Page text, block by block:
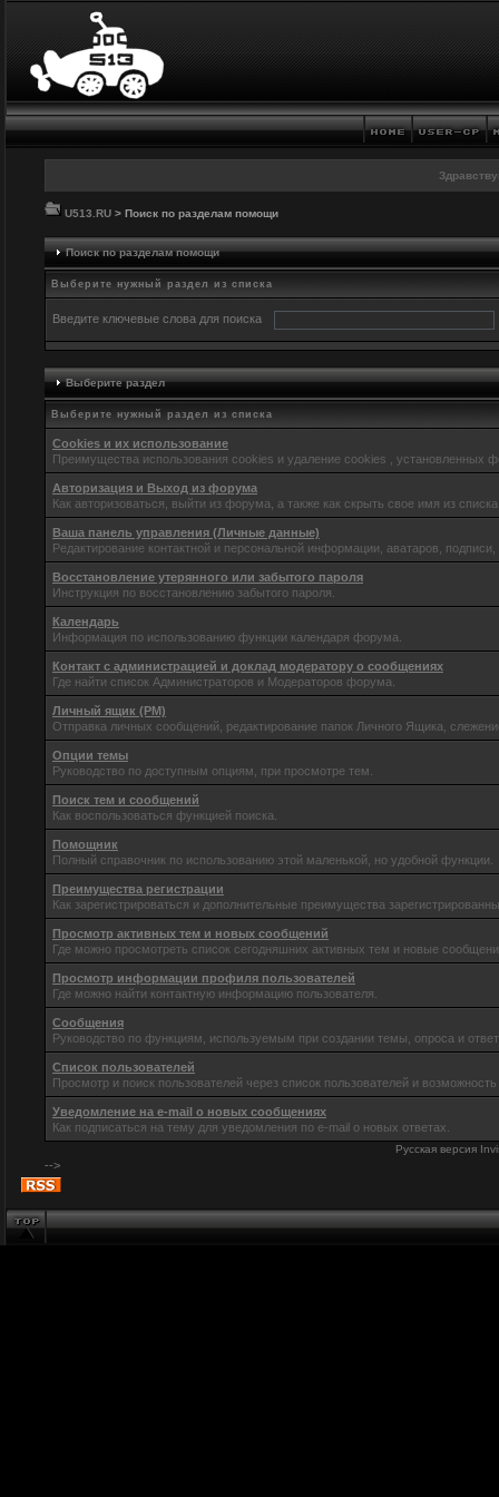
U513.RU > Поиск по разделам помощи
Поиск по разделам помощи
Выберите нужный раздел из списка
Введите ключевые слова для поиска
Выберите раздел
Выберите нужный раздел из списка
Cookies и их использование
Преимущества использования cookies и удаление cookies , установленных
Авторизация и Выход из форума
Как авторизоваться, выйти из форума, а также как скрыть свое имя из
Ваша панель управления (Личные данные)
Редактирование контактной и персональной информации, аватаров,
Восстановление утерянного или забытого пароля
Инструкция по восстановлению забытого пароля.
Календарь
Информация по использованию функции календаря форума.
Контакт с администрацией и доклад модератору о сообщениях
Где найти список Администраторов и Модераторов форума.
Личный ящик (PM)
Отправка личных сообщений, редактирование папок Личного Ящика,
Опции темы
Руководство по доступным опциям, при просмотре тем.
Поиск тем и сообщений
Как воспользоваться функцией поиска.
Помощник
Полный справочник по использованию этой маленькой, но удобной функции.
Преимущества регистрации
Как зарегистрироваться и дополнительные преимущества
Просмотр активных тем и новых сообщений
Где можно просмотреть список сегодняшних активных тем и новые
Просмотр информации профиля пользователей
Где можно найти контактную информацию пользователя.
Сообщения
Руководство по функциям, используемым при создании темы, опроса и
Список пользователей
Просмотр и поиск пользователей через список пользователей и
Уведомление на e-mail о новых сообщениях
Как подписаться на тему для уведомления по e-mail о новых ответах.
Русская версия
-->